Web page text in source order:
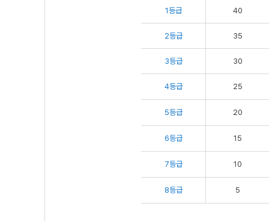
1등급 40
2등급 35
3등급 30
4등급 25
5등급 20
6등급 15
7등급 10
8등급 5